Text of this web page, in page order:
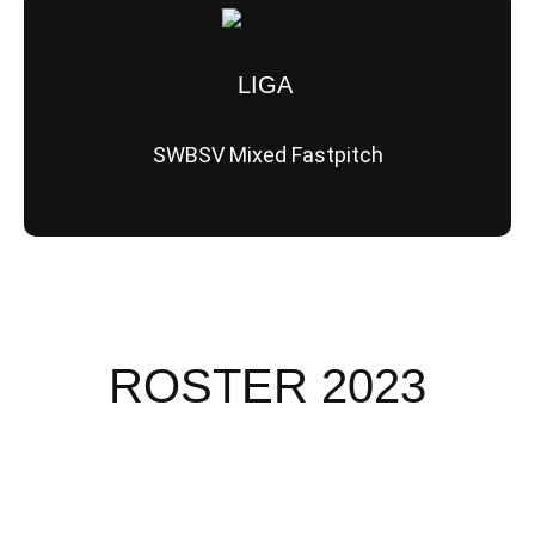
LIGA
SWBSV Mixed Fastpitch
ROSTER 2023